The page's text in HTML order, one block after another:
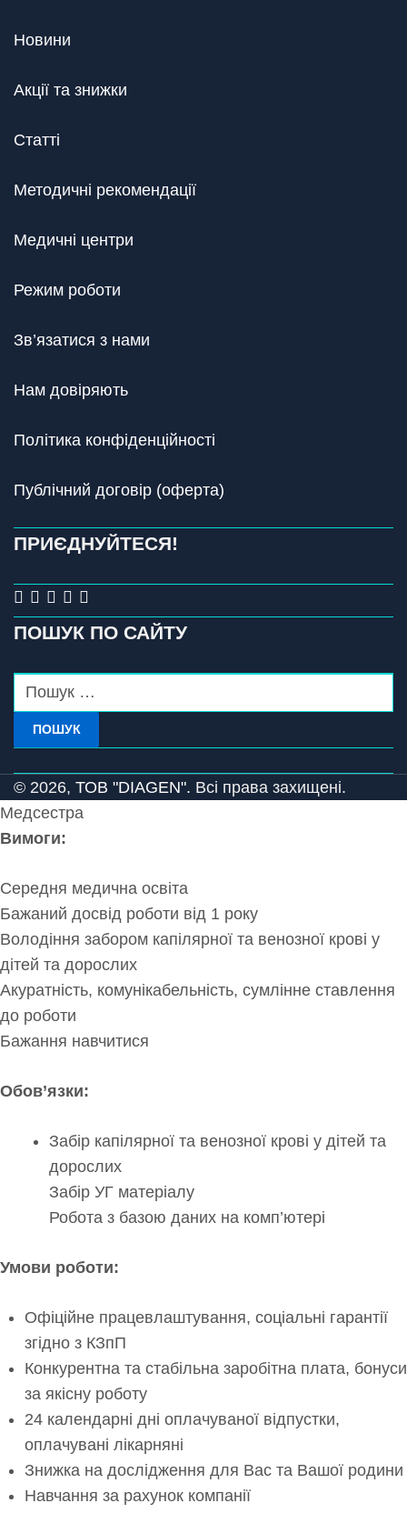
Новини
Акції та знижки
Статті
Методичні рекомендації
Медичні центри
Режим роботи
Зв’язатися з нами
Нам довіряють
Політика конфіденційності
Публічний договір (оферта)
ПРИЄДНУЙТЕСЯ!
ПОШУК ПО САЙТУ
ПОШУК
© 2026, ТОВ "DIAGEN". Всі права захищені.
Медсестра
Вимоги:
Середня медична освіта
Бажаний досвід роботи від 1 року
Володіння забором капілярної та венозної крові у
дітей та дорослих
Акуратність, комунікабельність, сумлінне ставлення
до роботи
Бажання навчитися
Обов’язки:
Забір капілярної та венозної крові у дітей та
дорослих
Забір УГ матеріалу
Робота з базою даних на комп’ютері
Умови роботи:
Офіційне працевлаштування, соціальні гарантії
згідно з КЗпП
Конкурентна та стабільна заробітна плата, бонуси
за якісну роботу
24 календарні дні оплачуваної відпустки,
оплачувані лікарняні
Знижка на дослідження для Вас та Вашої родини
Навчання за рахунок компанії